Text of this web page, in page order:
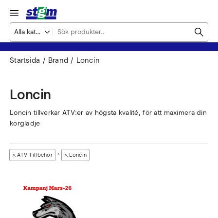
Startsida Brand Loncin
Loncin
Loncin tillverkar ATV:er av högsta kvalité, för att maximera din
körglädje
ATV Tillbehör , Loncin